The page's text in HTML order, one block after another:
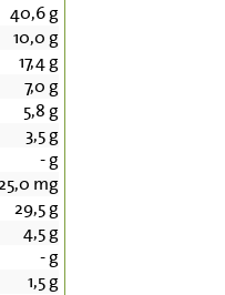
40,6g
10,0 g
17,4g
7,0 g
5,8 g
3,5g
-g
mg
29,5g
4,5g
-g
1,5g